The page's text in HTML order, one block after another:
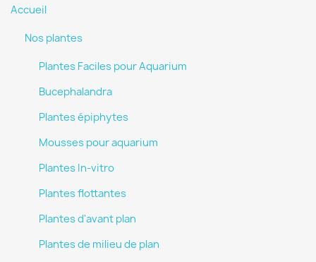
Accueil
Nos plantes
Plantes Faciles pour Aquarium
Bucephalandra
Plantes épiphytes
Mousses pour aquarium
Plantes In-vitro
Plantes flottantes
Plantes d'avant plan
Plantes de milieu de plan